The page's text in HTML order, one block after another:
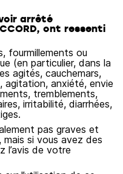
arrêté
ont ressenti
fourmillements ou
(en particulier, dans la
agités, cauchemars,
agitation, anxiété, envie
tremblements,
irritabilité, diarrhées,
pas graves et
mais si vous avez des
l’avis de votre